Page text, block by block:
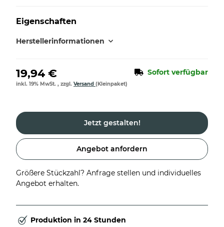
Eigenschaften
Herstellerinformationen
19,94 € Sofort verfügbar
inkl. 19% MwSt. , zzgl. Versand (Kleinpaket)
Jetzt gestalten!
Angebot anfordern
Größere Stückzahl? Anfrage stellen und individuelles
Angebot erhalten.
Produktion in 24 Stunden